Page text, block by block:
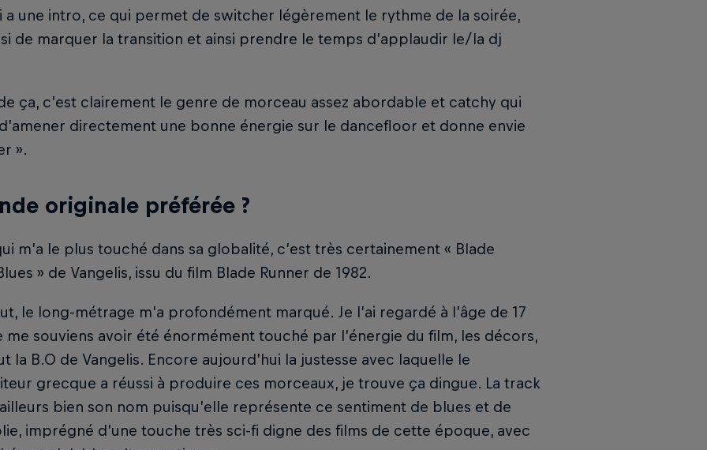
a une intro, ce qui permet de switcher légèrement le rythme de la soirée,
de marquer la transition et ainsi prendre le temps d’applaudir le/la dj
ça, c’est clairement le genre de morceau assez abordable et catchy qui
directement une bonne énergie sur le dancefloor et donne envie
».
originale préférée ?
m’a le plus touché dans sa globalité, c’est très certainement « Blade
» de Vangelis, issu du film Blade Runner de 1982.
le long-métrage m’a profondément marqué. Je l’ai regardé à l’âge de 17
me souviens avoir été énormément touché par l’énergie du film, les décors,
la B.O de Vangelis. Encore aujourd’hui la justesse avec laquelle le
grecque a réussi à produire ces morceaux, je trouve ça dingue. La track
bien son nom puisqu’elle représente ce sentiment de blues et de
imprégné d’une touche très sci-fi digne des films de cette époque, avec